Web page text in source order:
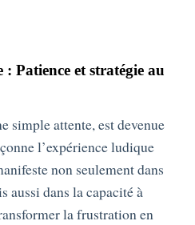
: Patience et stratégie au
simple attente, est devenue
l’expérience ludique
non seulement dans
aussi dans la capacité à
la frustration en